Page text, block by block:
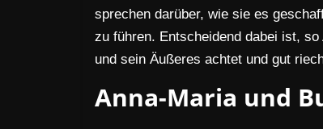
sprechen darüber, wie sie es
zu führen. Entscheidend dabei ist,
und sein Äußeres achtet und gut
Anna-Maria und